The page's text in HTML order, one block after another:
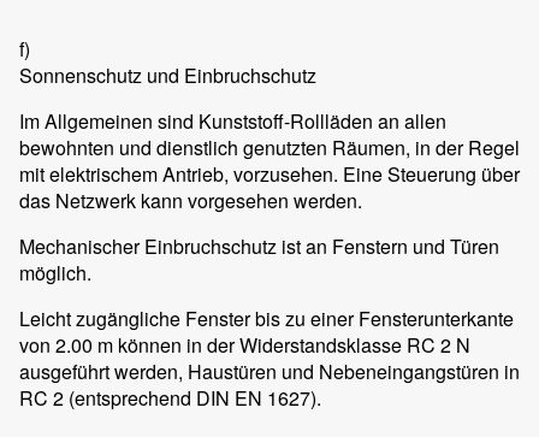
f)
Sonnenschutz und Einbruchschutz
Im Allgemeinen sind Kunststoff-Rollläden an allen
bewohnten und dienstlich genutzten Räumen, in der Regel
mit elektrischem Antrieb, vorzusehen. Eine Steuerung über
das Netzwerk kann vorgesehen werden.
Mechanischer Einbruchschutz ist an Fenstern und Türen
möglich.
Leicht zugängliche Fenster bis zu einer Fensterunterkante
von 2.00 m können in der Widerstandsklasse RC 2 N
ausgeführt werden, Haustüren und Nebeneingangstüren in
RC 2 (entsprechend DIN EN 1627).